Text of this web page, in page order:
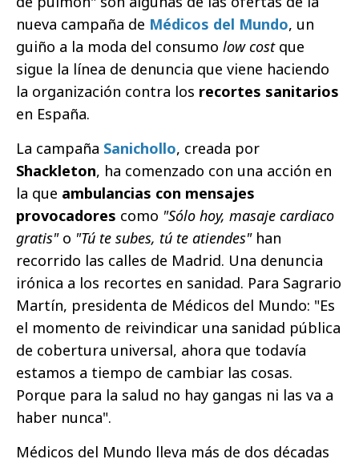
nueva campaña de Médicos del Mundo, un
guiño a la moda del consumo low costque
sigue la línea de denuncia que viene haciendo
la organización contra los recortes sanitarios
en España.
La campaña Sanichollo, creada por
Shackleton, ha comenzado con una acción en
la que ambulancias con mensajes
provocadores como "Sólo hoy, masaje cardiaco
gratis"o "Tú te subes, tú te atiendes"han
recorrido las calles de Madrid. Una denuncia
irónica a los recortes en sanidad. Para Sagrario
Martín, presidenta de Médicos del Mundo: "Es
el momento de reivindicar una sanidad pública
de cobertura universal, ahora que todavía
estamos a tiempo de cambiar las cosas.
Porque para la salud no hay gangas ni las va a
haber nunca".
Médicos del Mundo lleva más de dos décadas